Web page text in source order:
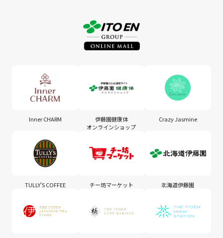
Inner CHARM
伊藤園健康体
オンラインショップ
Crazy Jasmine
TULLY'S COFFEE チー坊マーケット 北海道伊藤園